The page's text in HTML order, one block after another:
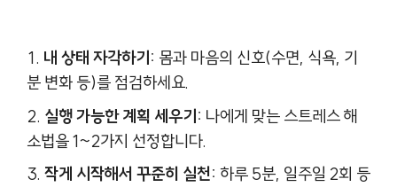
내 상태 자각하기: 몸과 마음의 신호(수면, 식욕, 기
분 변화 등)를 점검하세요.
실행 가능한 계획 세우기: 나에게 맞는 스트레스 해
소법을 1~2가지 선정합니다.
작게 시작해서 꾸준히 실천: 하루 5분, 일주일 2회 등